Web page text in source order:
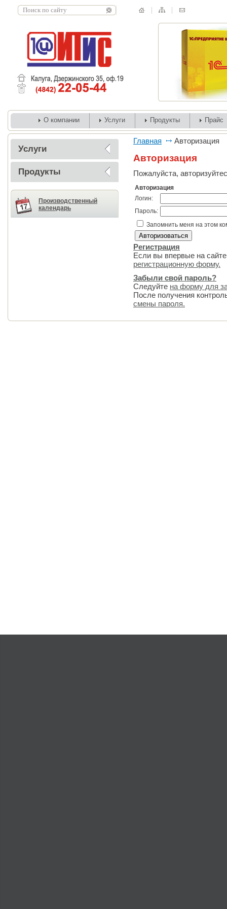
О компании Услуги Продукты Прайс
Услуги
Продукты
Производственный
календарь
Главная Авторизация
Авторизация
Пожалуйста,
Авторизация
Логин:
Пароль:
Запомнить меня на этом
Регистрация
Если вы впервые на
регистрационную форму.
Забыли свой пароль?
Следуйте на форму для
После получения
смены пароля.